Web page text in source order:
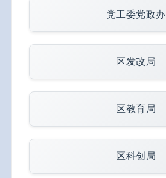
党工委党政办
区发改局
区教育局
区科创局